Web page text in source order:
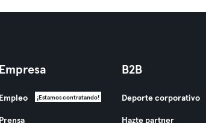
Empresa
Empleo ¡Estamos contratando!
Prensa
B2B
Deporte corporativo
Hazte partner